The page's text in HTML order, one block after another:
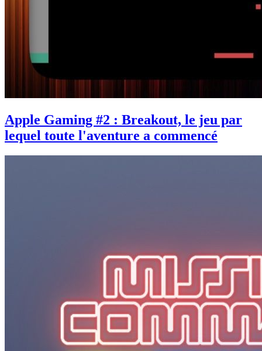
Apple Gaming #2 : Breakout, le jeu par
lequel toute l'aventure a commencé